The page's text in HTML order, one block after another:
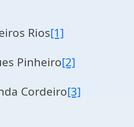
Rios[1]
Pinheiro[2]
Cordeiro[3]